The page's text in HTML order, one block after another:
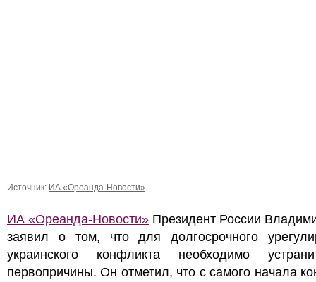
Источник: ИА «Ореанда-Новости»
ИА «Ореанда-Новости» Президент России
заявил о том, что для долгосрочного
украинского конфликта необходимо
первопричины. Он отметил, что с самого начала